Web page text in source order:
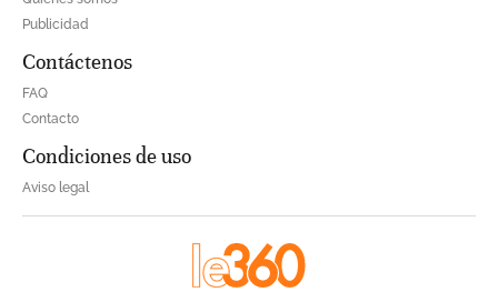
Publicidad
Contáctenos
FAQ
Contacto
Condiciones de uso
Aviso legal